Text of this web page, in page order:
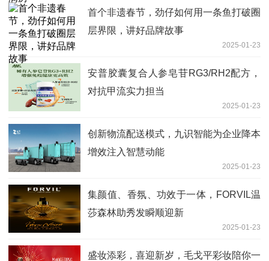
首个非遗春节，劲仔如何用一条鱼打破圈
层界限，讲好品牌故事
2025-01-23
安普胶囊复合人参皂苷RG3/RH2配方，
对抗甲流实力担当
2025-01-23
创新物流配送模式，九识智能为企业降本
增效注入智慧动能
2025-01-23
集颜值、香氛、功效于一体，FORVIL温
莎森林助秀发瞬顺迎新
2025-01-23
盛妆添彩，喜迎新岁，毛戈平彩妆陪你一